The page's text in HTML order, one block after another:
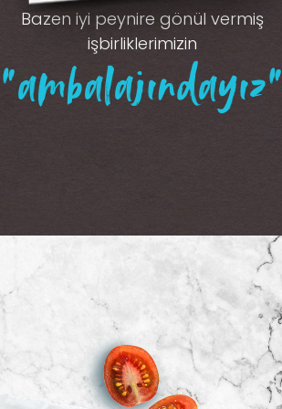
Bazen iyi peynire gönül vermiş
işbirliklerimizin
“ambalajındayız”